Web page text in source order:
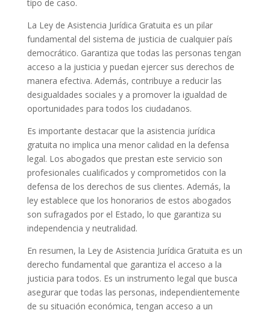
tipo de caso.
La Ley de Asistencia Jurídica Gratuita es un pilar
fundamental del sistema de justicia de cualquier país
democrático. Garantiza que todas las personas tengan
acceso a la justicia y puedan ejercer sus derechos de
manera efectiva. Además, contribuye a reducir las
desigualdades sociales y a promover la igualdad de
oportunidades para todos los ciudadanos.
Es importante destacar que la asistencia jurídica
gratuita no implica una menor calidad en la defensa
legal. Los abogados que prestan este servicio son
profesionales cualificados y comprometidos con la
defensa de los derechos de sus clientes. Además, la
ley establece que los honorarios de estos abogados
son sufragados por el Estado, lo que garantiza su
independencia y neutralidad.
En resumen, la Ley de Asistencia Jurídica Gratuita es un
derecho fundamental que garantiza el acceso a la
justicia para todos. Es un instrumento legal que busca
asegurar que todas las personas, independientemente
de su situación económica, tengan acceso a un